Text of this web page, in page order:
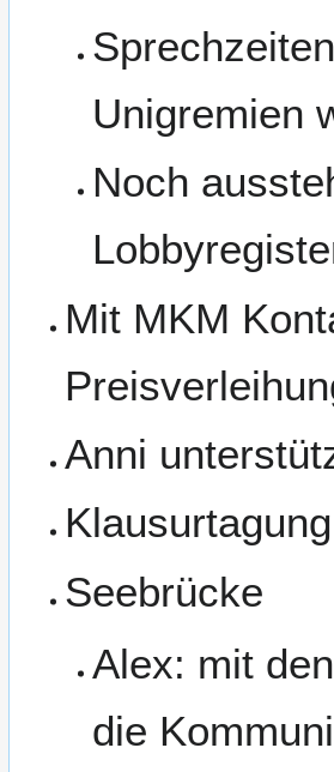
Unigremien
Noch
Mit MKM
Anni
Seebrücke
Alex: mit
die